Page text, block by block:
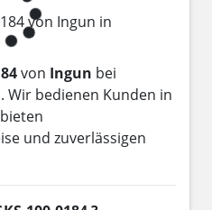
von Ingun in
von Ingun bei
Wir bedienen Kunden in
und zuverlässigen